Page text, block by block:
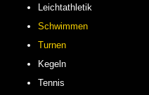
Leichtathletik
Schwimmen
Turnen
Kegeln
Tennis